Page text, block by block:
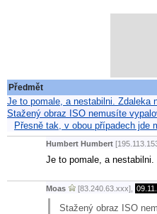
Předmět
Je to pomale, a nestabilni. Zdaleka
Stažený obraz ISO nemusíte
Přesně tak, v obou případech jde
Humbert Humbert
Je to pomale, a
Moas [83.240.63.xxx],
Stažený obraz ISO